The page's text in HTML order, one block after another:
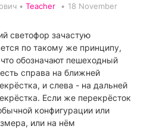
• Teacher • 18 November
светофор зачастую
по такому же принципу,
обозначают пешеходный
справа на ближней
и слева - на дальней
Если же перекрёсток
конфигурации или
или на нём